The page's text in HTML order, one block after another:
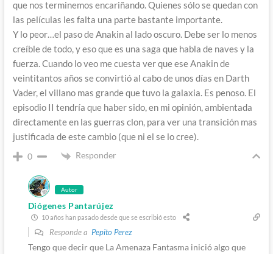
que nos terminemos encariñando. Quienes sólo se quedan con
las películas les falta una parte bastante importante.
Y lo peor…el paso de Anakin al lado oscuro. Debe ser lo menos
creíble de todo, y eso que es una saga que habla de naves y la
fuerza. Cuando lo veo me cuesta ver que ese Anakin de
veintitantos años se convirtió al cabo de unos días en Darth
Vader, el villano mas grande que tuvo la galaxia. Es penoso. El
episodio II tendría que haber sido, en mi opinión, ambientada
directamente en las guerras clon, para ver una transición mas
justificada de este cambio (que ni el se lo cree).
0 Responder
Autor
Diógenes Pantarújez
10 años han pasado desde que se escribió esto
Responde a Pepito Perez
Tengo que decir que La Amenaza Fantasma inició algo que